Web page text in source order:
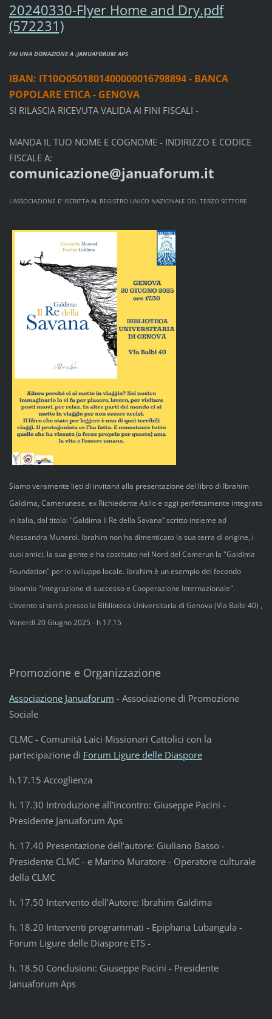
20240330-Flyer Home and Dry.pdf
(572231)
FAI UNA DONAZIONE A :JANUAFORUM APS
IBAN: IT10O0501801400000016798894 - BANCA
POPOLARE ETICA - GENOVA
SI RILASCIA RICEVUTA VALIDA AI FINI FISCALI -
MANDA IL TUO NOME E COGNOME - INDIRIZZO E CODICE
FISCALE A:
comunicazione@januaforum.it
L'ASSOCIAZIONE E' ISCRITTA AL REGISTRO UNICO NAZIONALE DEL TERZO SETTORE
Siamo veramente lieti di invitarvi alla presentazione del libro di Ibrahim
Galdima, Camerunese, ex Richiedente Asilo e oggi perfettamente integrato
in Italia, dal titolo: "Galdima Il Re della Savana” scritto insieme ad
Alessandra Munerol. Ibrahim non ha dimenticato la sua terra di origine, i
suoi amici, la sua gente e ha costituito nel Nord del Camerun la "Galdima
Foundation" per lo sviluppo locale. Ibrahim è un esempio del fecondo
binomio "Integrazione di successo e Cooperazione Internazionale".
L’evento si terrà presso la Biblioteca Universitaria di Genova (Via Balbi 40) ,
Venerdì 20 Giugno 2025 - h 17.15
Promozione e Organizzazione
Associazione Januaforum - Associazione di Promozione
Sociale
CLMC - Comunità Laici Missionari Cattolici con la
partecipazione di Forum Ligure delle Diaspore
h.17.15 Accoglienza
h. 17.30 Introduzione all’incontro: Giuseppe Pacini -
Presidente Januaforum Aps
h. 17.40 Presentazione dell’autore: Giuliano Basso -
Presidente CLMC - e Marino Muratore - Operatore culturale
della CLMC
h. 17.50 Intervento dell'Autore: Ibrahim Galdima
h. 18.20 Interventi programmati - Epiphana Lubangula -
Forum Ligure delle Diaspore ETS -
h. 18.50 Conclusioni: Giuseppe Pacini - Presidente
Januaforum Aps